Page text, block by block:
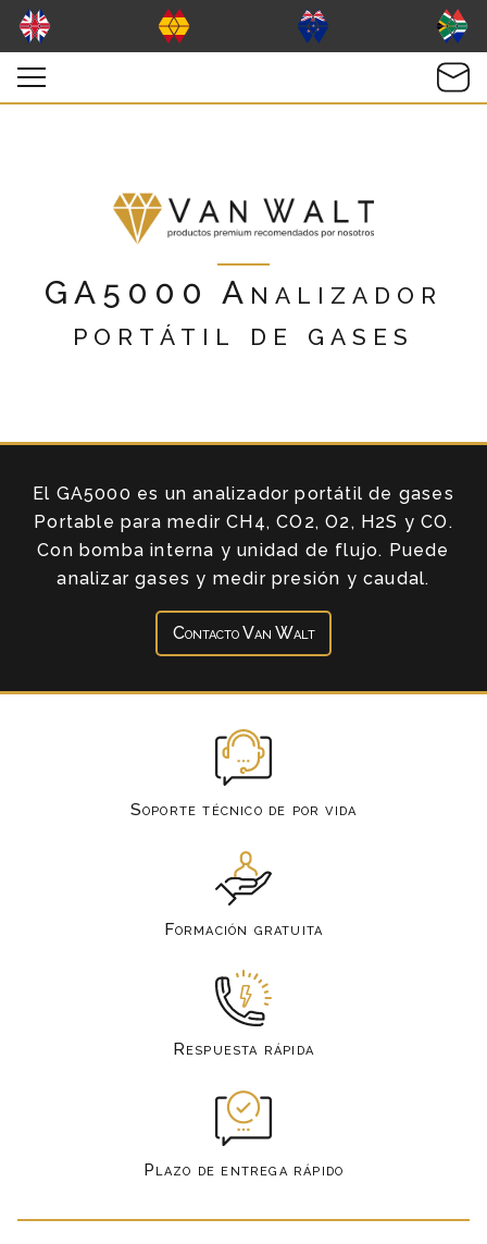
GA5000 Analizador
portátil de gases
El GA5000 es un analizador portátil de gases
Portable para medir CH4, CO2, O2, H2S y CO.
Con bomba interna y unidad de flujo. Puede
analizar gases y medir presión y caudal.
Contacto Van Walt
Soporte técnico de por vida
Formación gratuita
Respuesta rápida
Plazo de entrega rápido